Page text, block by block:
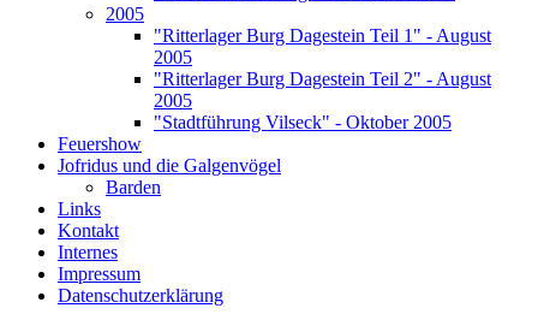
2005
"Ritterlager Burg Dagestein Teil 1" - August
2005
"Ritterlager Burg Dagestein Teil 2" - August
2005
"Stadtführung Vilseck" - Oktober 2005
Feuershow
Jofridus und die Galgenvögel
Barden
Links
Kontakt
Internes
Impressum
Datenschutzerklärung